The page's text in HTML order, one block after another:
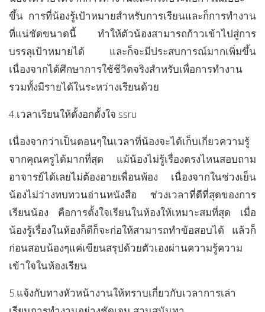
ขึ้น การที่น้องรู้เป้าหมายสำหรับการเรียนและก็การทำงาน
ที่แน่ชัดขนาดนี้ ทำให้ตัวน้องสามารถก้าวเข้าไปสู่การ
บรรลุเป้าหมายได้ และก็จะมีประสบการณ์มากเพิ่มขึ้น
เนื่องจากได้ศึกษาการใช้ชีวิตจริงสำหรับเพื่อการทำงาน
รวมทั้งมีรายได้ในระหว่างเรียนด้วย
4.เวลาเรียนให้ตั้งอกตั้งใจ ssru
เนื่องจากว่าเป็นตอนๆในเวลาที่น้องจะได้เก็บเกี่ยวความรู้
จากคุณครูได้มากที่สุด แม้น้องไม่รู้เรื่องตรงไหนสอบถาม
อาจารย์ได้เลยไม่ต้องอายเพื่อนพ้อง เนื่องจากในช่วงเย็น
น้องไม่ว่างทบทวนอ่านหนังสือ ช่วงเวลาที่ดีที่สุดของการ
เรียนน้อง คือการตั้งใจเรียนในห้องให้เหมาะสมที่สุด เมื่อ
น้องรู้เรื่องในห้องก็ดีก็จะก่อให้สามารถทำข้อสอบได้ แล้วก็
ก่อนสอบน้องๆแค่เขียนสรุปด้วยตัวเองผ่านความรู้ความ
เข้าใจในห้องเรียน
5.แจ้งกับทางหัวหน้างานให้ทราบเกี่ยวกับเวลาการเล่า